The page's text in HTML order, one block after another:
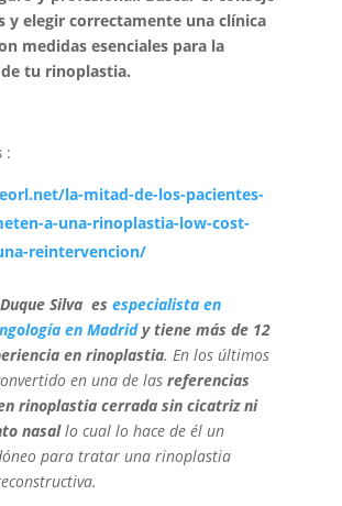
y elegir correctamente una clínica
medidas esenciales para la
tu rinoplastia.
:
la-mitad-de-los-pacientes-
a-una-rinoplastia-low-cost-
reintervencion/
Silva es especialista en
en Madridy tiene más de 12
en rinoplastia. En los últimos
en una de las referencias
rinoplastia cerrada sin cicatriz ni
nasallo cual lo hace de él un
para tratar una rinoplastia